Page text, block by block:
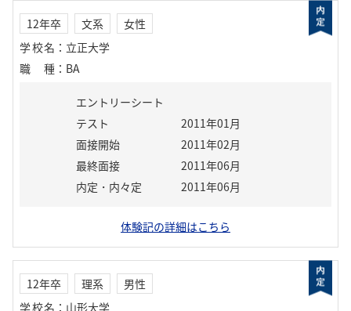
12年卒 文系
女性
学校名 ： 立正大学
職種 ： BA
エントリーシート
テスト
2011年01月
面接開始
2011年02月
最終面接
2011年06月
内定・内々定
2011年06月
体験記の詳細はこちら
12年卒 理系
男性
学校名 ： 山形大学